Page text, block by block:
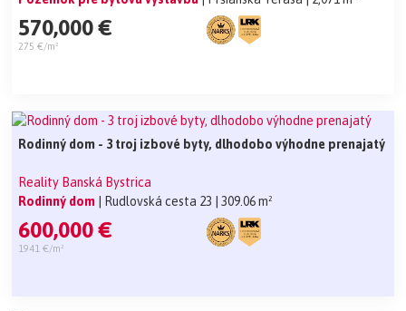
570,000 €
275 €/m²
Rodinný dom - 3 troj izbové byty, dlhodobo výhodne prenajatý
Reality Banská Bystrica
Rodinný dom
| Rudlovská cesta 23 | 309.06 m²
600,000 €
1941 €/m²